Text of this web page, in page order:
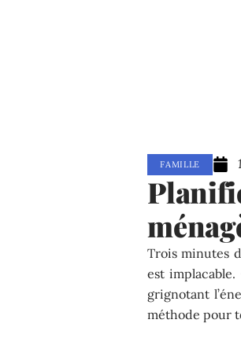
FAMILLE
Trois minutes
est
grignotant
méthode pour